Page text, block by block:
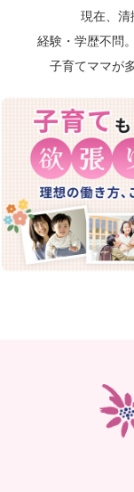
現在、清
経験・学歴不問
子育てママが